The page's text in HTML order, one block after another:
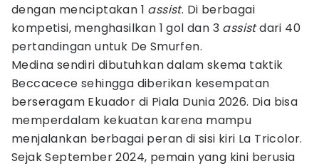
dengan menciptakan 1 assist. Di berbagai
kompetisi, menghasilkan 1 gol dan 3 assistdari 40
pertandingan untuk De Smurfen.
Medina sendiri dibutuhkan dalam skema taktik
Beccacece sehingga diberikan kesempatan
berseragam Ekuador di Piala Dunia 2026. Dia bisa
memperdalam kekuatan karena mampu
menjalankan berbagai peran di sisi kiri La Tricolor.
Sejak September 2024, pemain yang kini berusia